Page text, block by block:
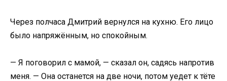
Через полчаса Дмитрий вернулся на кухню. Его лицо
было напряжённым, но спокойным.
— Я поговорил с мамой, — сказал он, садясь напротив
меня. — Она останется на две ночи, потом уедет к тёте